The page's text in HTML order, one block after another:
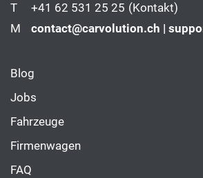
T +41 62 531 25 25 (Kontakt)
M
contact@carvolution.ch |
Blog
Jobs
Fahrzeuge
Firmenwagen
FAQ